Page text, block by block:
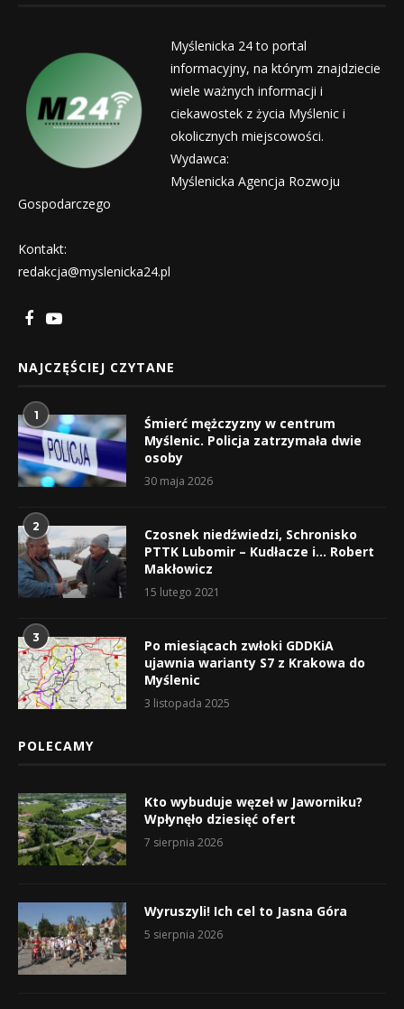
Myślenicka 24 to portal
informacyjny, na którym znajdziecie
wiele ważnych informacji i
ciekawostek z życia Myślenic i
okolicznych miejscowości.
Wydawca:
Myślenicka Agencja Rozwoju
Gospodarczego
Kontakt:
redakcja@myslenicka24.pl
NAJCZĘŚCIEJ CZYTANE
1
Śmierć mężczyzny w centrum
Myślenic. Policja zatrzymała dwie
osoby
30 maja 2026
2
Czosnek niedźwiedzi, Schronisko
PTTK Lubomir – Kudłacze i… Robert
Makłowicz
15 lutego 2021
3
Po miesiącach zwłoki GDDKiA
ujawnia warianty S7 z Krakowa do
Myślenic
3 listopada 2025
POLECAMY
Kto wybuduje węzeł w Jaworniku?
Wpłynęło dziesięć ofert
7 sierpnia 2026
Wyruszyli! Ich cel to Jasna Góra
5 sierpnia 2026